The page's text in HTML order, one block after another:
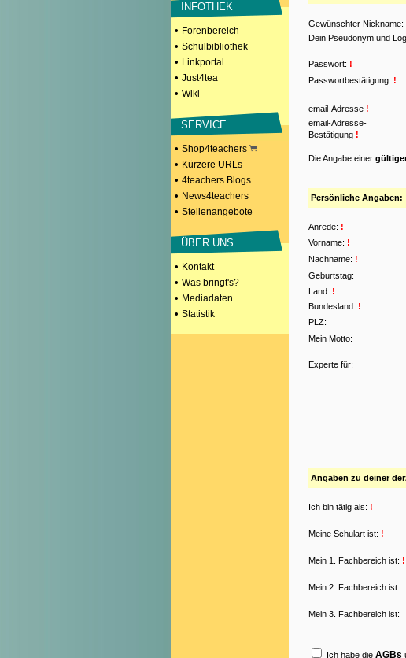
INFOTHEK
• Forenbereich
• Schulbibliothek
• Linkportal
• Just4tea
• Wiki
SERVICE
• Shop4teachers
• Kürzere URLs
• 4teachers Blogs
• News4teachers
• Stellenangebote
ÜBER UNS
• Kontakt
• Was bringt's?
• Mediadaten
• Statistik
Gewünschter Nickname:
Dein Pseudonym und
Passwort: !
Passwortbestätigung: !
email-Adresse !
email-Adresse-
Bestätigung !
Die Angabe einer
Persönliche Angaben:
Anrede: !
Vorname: !
Nachname: !
Geburtstag:
Land: !
Bundesland: !
PLZ:
Mein Motto:
Experte für:
Angaben zu deiner
Ich bin tätig als: !
Meine Schulart ist: !
Mein 1. Fachbereich ist: !
Mein 2. Fachbereich ist:
Mein 3. Fachbereich ist:
Ich habe die AGBs